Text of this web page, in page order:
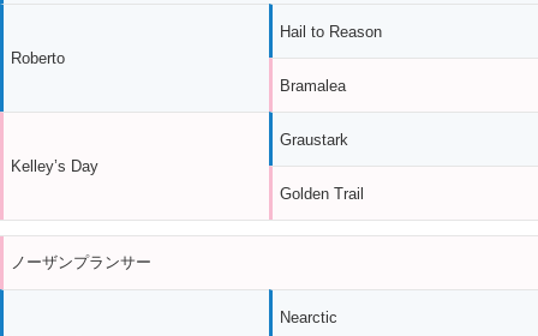
Roberto
Kelley’s Day
Hail to Reason
Bramalea
Graustark
Golden Trail
ノーザンプランサー
Nearctic